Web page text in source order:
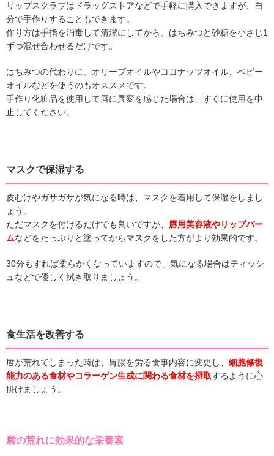
リップスクラブはドラッグストアなどで手軽に購入できますが、自
分で手作りすることもできます。
作り方は手指を消毒して清潔にしてから、はちみつと砂糖を小さじ1
ずつ混ぜ合わせるだけです。
はちみつの代わりに、オリーブオイルやココナッツオイル、ベビー
オイルなどを使うのもオススメです。
手作り化粧品を使用して唇に異変を感じた場合は、すぐに使用を中
止してください。
マスクで保湿する
皮むけやガサガサが気になる時は、マスクを着用して保湿をしまし
ょう。
ただマスクを付けるだけでも良いですが、 唇用美容液やリップバー
ムなどをたっぷりと塗ってからマスクをした方がより効果的です。
30分もすれば柔らかくなっていますので、気になる場合はティッシ
ュなどで優しく拭き取りましょう。
食生活を改善する
唇が荒れてしまった時は、胃腸を労る食事内容に変更し、 細胞修復
能力のある食材やコラーゲン生成に関わる食材を摂取するように心
掛けましょう。
唇の荒れに効果的な栄養素